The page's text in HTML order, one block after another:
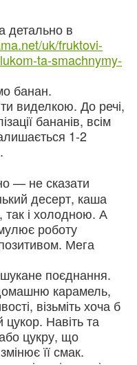
детально в
uk/fruktovi-
ta-smachnymy-
банан.
виделкою. До речі,
бананів, всім
1-2
— не сказати
десерт, каша
так і холодною. А
роботу
Мега
поєднання.
карамель,
візьміть хоча б
Навіть та
або цукру, що
її смак.